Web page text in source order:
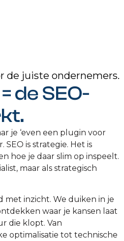
de juiste ondernemers.
de SEO-
je ‘even een plugin voor
is strategie. Het is
hoe je daar slim op inspeelt.
maar als strategisch
met inzicht. We duiken in je
waar je kansen laat
die klopt. Van
optimalisatie tot technische